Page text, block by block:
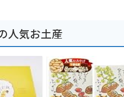
人気お土産